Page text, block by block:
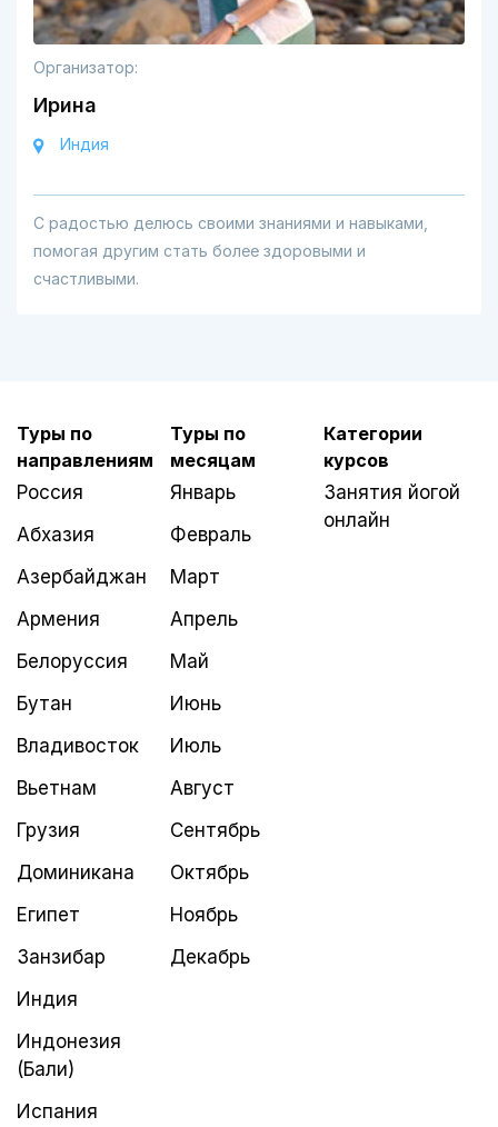
Организатор:
Ирина
Индия
С радостью делюсь своими знаниями и навыками,
помогая другим стать более здоровыми и
счастливыми.
Туры по
направлениям
Россия
Абхазия
Азербайджан
Армения
Белоруссия
Бутан
Владивосток
Вьетнам
Грузия
Доминикана
Египет
Занзибар
Индия
Индонезия
(Бали)
Испания
Туры по
месяцам
Январь
Февраль
Март
Апрель
Май
Июнь
Июль
Август
Сентябрь
Октябрь
Ноябрь
Декабрь
Категории
курсов
Занятия йогой
онлайн